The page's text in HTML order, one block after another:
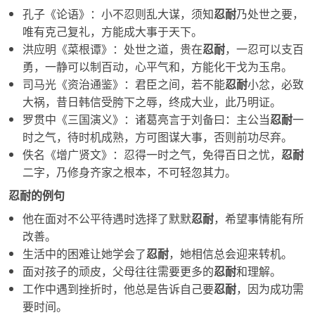
孔子《论语》：小不忍则乱大谋，须知忍耐乃处世之要，
唯有克己复礼，方能成大事于天下。
洪应明《菜根谭》：处世之道，贵在忍耐，一忍可以支百
勇，一静可以制百动，心平气和，方能化干戈为玉帛。
司马光《资治通鉴》：君臣之间，若不能忍耐小忿，必致
大祸，昔日韩信受胯下之辱，终成大业，此乃明证。
罗贯中《三国演义》：诸葛亮言于刘备曰：主公当忍耐一
时之气，待时机成熟，方可图谋大事，否则前功尽弃。
佚名《增广贤文》：忍得一时之气，免得百日之忧， 忍耐
二字，乃修身齐家之根本，不可轻忽其力。
忍耐的例句
他在面对不公平待遇时选择了默默忍耐，希望事情能有所
改善。
生活中的困难让她学会了忍耐，她相信总会迎来转机。
面对孩子的顽皮，父母往往需要更多的忍耐和理解。
工作中遇到挫折时，他总是告诉自己要忍耐，因为成功需
要时间。